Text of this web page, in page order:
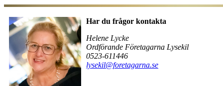
Har du frågor kontakta
Helene Lycke
Ordförande Företagarna Lysekil
0523-611446
lysekil@foretagarna.se